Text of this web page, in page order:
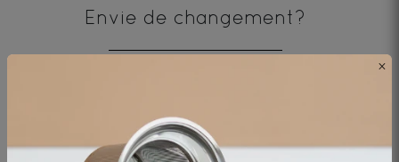
Envie de changement?
OOLONG POUCHONG BIO
×